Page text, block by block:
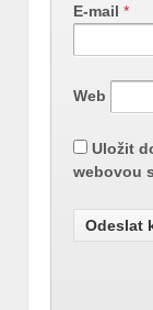
E-mail *
Web
Uložit
webovou